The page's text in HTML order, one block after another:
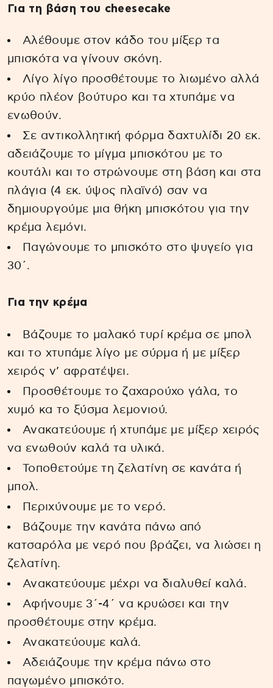
Για τη βάση του cheesecake
Αλέθουμε στον κάδο του μίξερ τα
μπισκότα να γίνουν σκόνη.
Λίγο λίγο προσθέτουμε το λιωμένο αλλά
κρύο πλέον βούτυρο και τα χτυπάμε να
ενωθούν.
Σε αντικολλητική φόρμα δαχτυλίδι 20 εκ.
αδειάζουμε το μίγμα μπισκότου με το
κουτάλι και το στρώνουμε στη βάση και στα
πλάγια (4 εκ. ύψος πλαϊνό) σαν να
δημιουργούμε μια θήκη μπισκότου για την
κρέμα λεμόνι.
Παγώνουμε το μπισκότο στο ψυγείο για
30΄.
Για την κρέμα
Βάζουμε το μαλακό τυρί κρέμα σε μπολ
και το χτυπάμε λίγο με σύρμα ή με μίξερ
χειρός ν’ αφρατέψει.
Προσθέτουμε το ζαχαρούχο γάλα, το
χυμό κα το ξύσμα λεμονιού.
Ανακατεύουμε ή χτυπάμε με μίξερ χειρός
να ενωθούν καλά τα υλικά.
Τοποθετούμε τη ζελατίνη σε κανάτα ή
μπολ.
Περιχύνουμε με το νερό.
Βάζουμε την κανάτα πάνω από
κατσαρόλα με νερό που βράζει, να λιώσει η
ζελατίνη.
Ανακατεύουμε μέχρι να διαλυθεί καλά.
Αφήνουμε 3΄-4΄ να κρυώσει και την
προσθέτουμε στην κρέμα.
Ανακατεύουμε καλά.
Αδειάζουμε την κρέμα πάνω στο
παγωμένο μπισκότο.